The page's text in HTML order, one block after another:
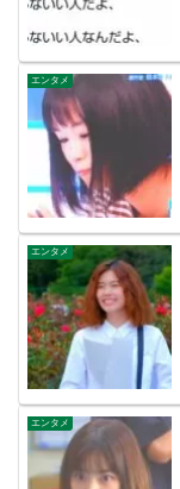
エンタメ
エンタメ
エンタメ